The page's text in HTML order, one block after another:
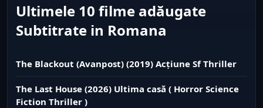
Ultimele 10 filme adăugate
Subtitrate in Romana
The Blackout (Avanpost) (2019) Acțiune Sf Thriller
The Last House (2026) Ultima casă ( Horror Science
Fiction Thriller )